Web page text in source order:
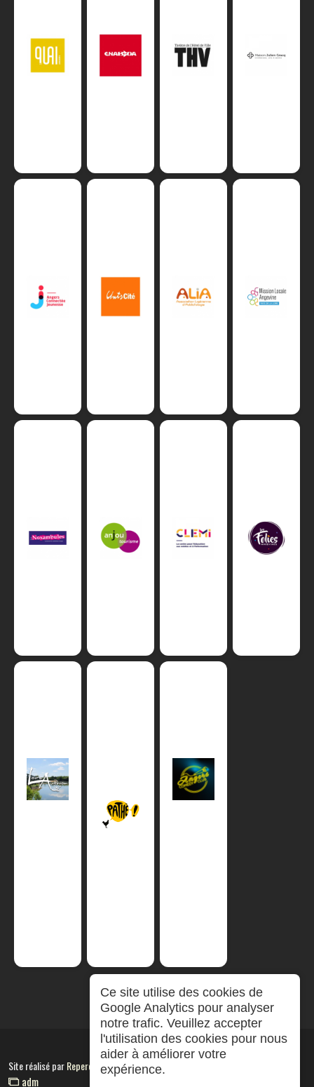
Site réalisé parRepereCom
adm
Ce site utilise des cookies de
Google Analytics pour analyser
notre trafic. Veuillez accepter
l'utilisation des cookies pour nous
aider à améliorer votre
expérience.